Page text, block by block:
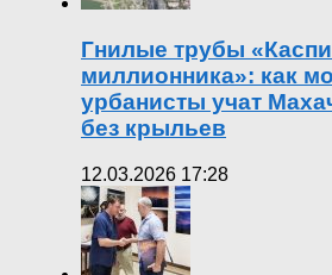
Гнилые трубы
миллионника»: как
урбанисты учат
без крыльев
12.03.2026 17:28